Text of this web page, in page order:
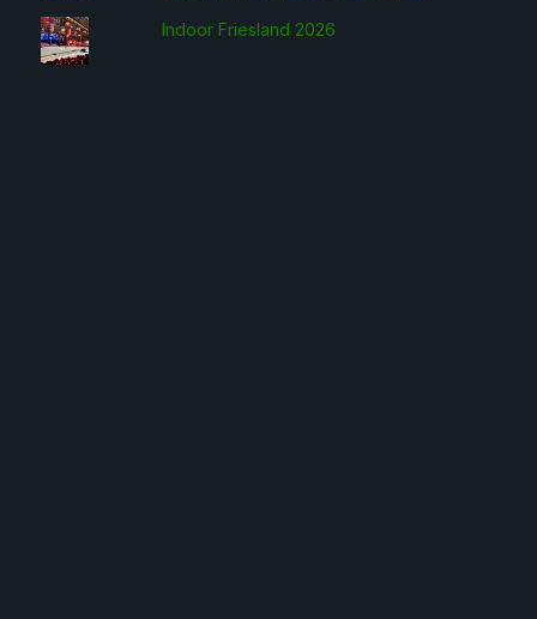
Indoor Friesland 2026